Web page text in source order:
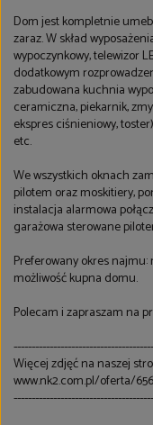
Dom jest kompletnie
zaraz. W skład
wypoczynkowy, telewizor
dodatkowym
zabudowana kuchnia
ceramiczna, piekarnik,
ekspres ciśnieniowy,
etc.
We wszystkich oknach
pilotem oraz moskitiery,
instalacja alarmowa
garażowa sterowane
Preferowany okres
możliwość kupna domu.
Polecam i zapraszam na
Więcej zdjęć na naszej
www.nk2.com.pl/oferta/